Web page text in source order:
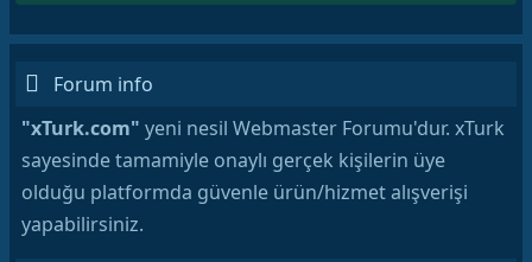
Forum info
"xTurk.com" yeni nesil Webmaster Forumu'dur. xTurk
sayesinde tamamiyle onaylı gerçek kişilerin üye
olduğu platformda güvenle ürün/hizmet alışverişi
yapabilirsiniz.